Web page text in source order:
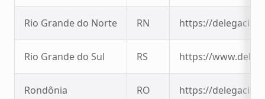
Rio Grande do Norte RN https://
Rio Grande do Sul RS https://
Rondônia RO https://